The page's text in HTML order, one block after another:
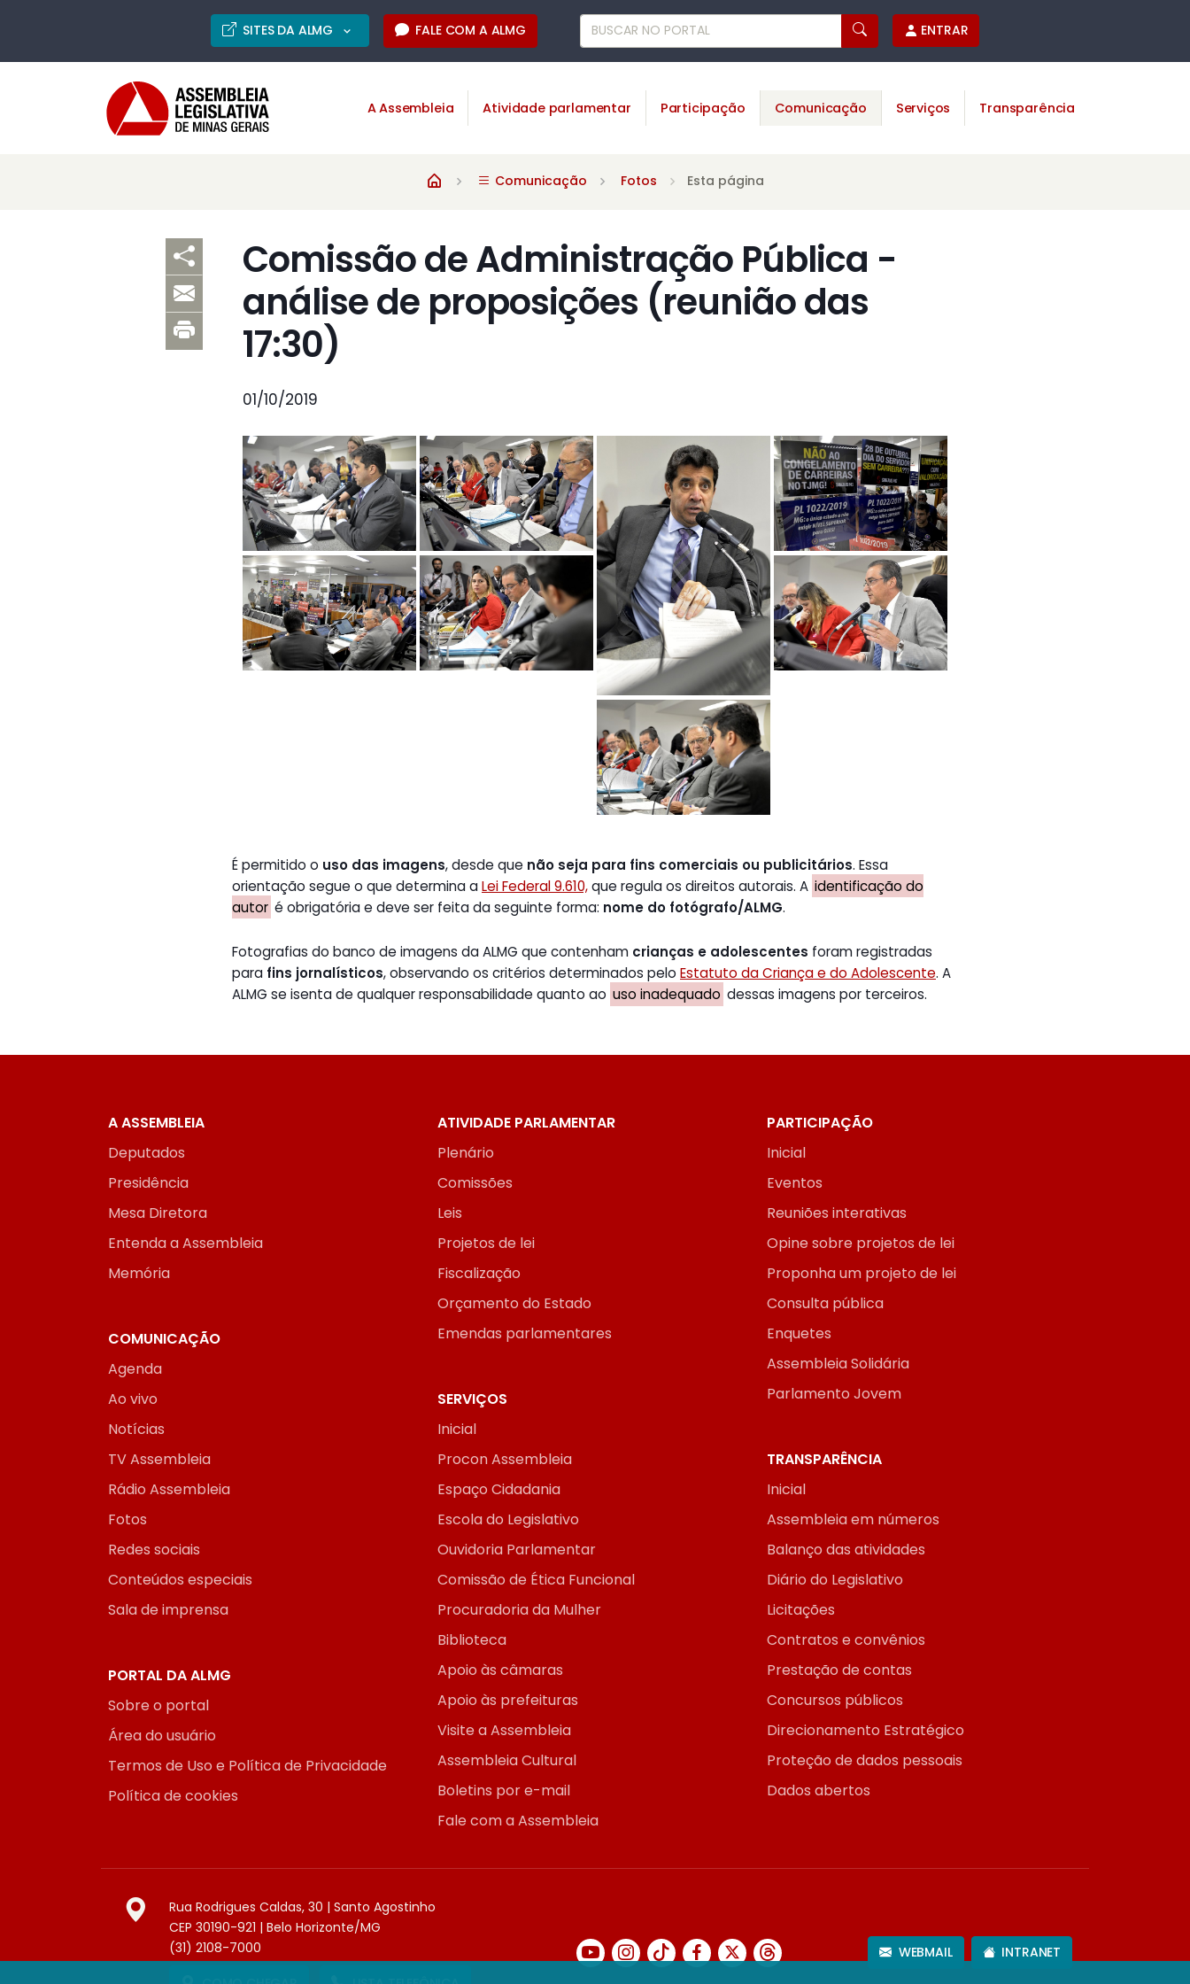
SITES DA ALMG FALE COM A ALMG ENTRAR
A Assembleia Atividade parlamentar Participação Comunicação Serviços Transparência
Comunicação Fotos Esta página
Comissão de Administração Pública -
análise de proposições (reunião das
17:30)
01/10/2019
É permitido o uso das imagens, desde que não seja para fins comerciais ou publicitários. Essa
orientação segue o que determina aLei Federal 9.610,que regula os direitos autorais. A identificação do
autor é obrigatória e deve ser feita da seguinte forma: nome do fotógrafo/ALMG.
Fotografias do banco de imagens da ALMG que contenham crianças e adolescentes foram registradas
para fins jornalísticos, observando os critérios determinados pelo Estatuto da Criança e do Adolescente. A
ALMG se isenta de qualquer responsabilidade quanto ao uso inadequado dessas imagens por terceiros.
A ASSEMBLEIA
Deputados
Presidência
Mesa Diretora
Entenda a Assembleia
Memória
ATIVIDADE PARLAMENTAR
Plenário
Comissões
Leis
Projetos de lei
Fiscalização
Orçamento do Estado
Emendas parlamentares
PARTICIPAÇÃO
Inicial
Eventos
Reuniões interativas
Opine sobre projetos de lei
Proponha um projeto de lei
Consulta pública
Enquetes
Assembleia Solidária
Parlamento Jovem
COMUNICAÇÃO
Agenda
Ao vivo
Notícias
TV Assembleia
Rádio Assembleia
Fotos
Redes sociais
Conteúdos especiais
Sala de imprensa
SERVIÇOS
Inicial
Procon Assembleia
Espaço Cidadania
Escola do Legislativo
Ouvidoria Parlamentar
Comissão de Ética Funcional
Procuradoria da Mulher
Biblioteca
Apoio às câmaras
Apoio às prefeituras
Visite a Assembleia
Assembleia Cultural
Boletins por e-mail
Fale com a Assembleia
TRANSPARÊNCIA
Inicial
Assembleia em números
Balanço das atividades
Diário do Legislativo
Licitações
Contratos e convênios
Prestação de contas
Concursos públicos
Direcionamento Estratégico
Proteção de dados pessoais
Dados abertos
PORTAL DA ALMG
Sobre o portal
Área do usuário
Termos de Uso e Política de Privacidade
Política de cookies
Rua Rodrigues Caldas, 30 | Santo Agostinho
CEP 30190-921 | Belo Horizonte/MG
(31) 2108-7000
WEBMAIL INTRANET